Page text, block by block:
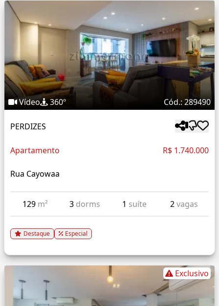
Vídeo 360º Cód.: 289490
PERDIZES
Apartamento R$ 1.740.000
Rua Cayowaa
129 m² 3 dorms 1 suíte 2vagas
Destaque Especial
Exclusivo